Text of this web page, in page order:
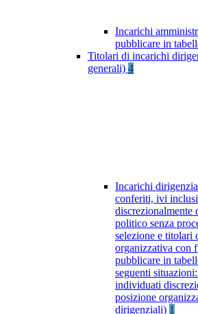
Incarichi
pubblicare in
Titolari di incarichi
generali) 4
Incarichi
conferiti, ivi
politico senza
selezione e titolari
organizzativa con
pubblicare in
seguenti
individuati
posizione
dirigenziali) 1